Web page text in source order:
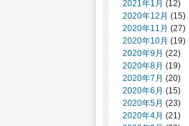
2021年1月 (12)
2020年12月 (15)
2020年11月 (27)
2020年10月 (19)
2020年9月 (22)
2020年8月 (19)
2020年7月 (20)
2020年6月 (15)
2020年5月 (23)
2020年4月 (21)